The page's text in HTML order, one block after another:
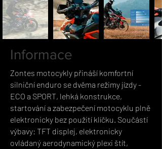
Informace
Zontes motocykly přináší komfortní
silniční enduro se dvěma režimy jízdy -
ECO a SPORT, lehká konstrukce,
startování a zabezpečení motocyklu plně
elektronicky bez použití klíčku. Součástí
výbavy: TFT displej, elektronicky
ovládaný aerodynamický plexi štít,